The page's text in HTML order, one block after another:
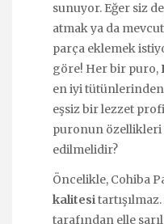
sunuyor. Eğer siz
atmak ya da
parça eklemek
göre! Her bir puro,
en iyi tütünlerinden
eşsiz bir lezzet
puronun özellikleri
edilmelidir?
Öncelikle, Cohiba
kalitesi
tarafından elle